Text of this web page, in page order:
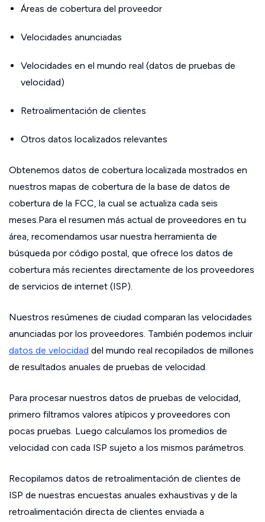
Áreas de cobertura del proveedor
Velocidades anunciadas
Velocidades en el mundo real (datos de pruebas de
velocidad)
Retroalimentación de clientes
Otros datos localizados relevantes
Obtenemos datos de cobertura localizada mostrados en
nuestros mapas de cobertura de la base de datos de
cobertura de la FCC, la cual se actualiza cada seis
meses.Para el resumen más actual de proveedores en tu
área, recomendamos usar nuestra herramienta de
búsqueda por código postal, que ofrece los datos de
cobertura más recientes directamente de los proveedores
de servicios de internet (ISP).
Nuestros resúmenes de ciudad comparan las velocidades
anunciadas por los proveedores. También podemos incluir
datos de velocidad del mundo real recopilados de millones
de resultados anuales de pruebas de velocidad.
Para procesar nuestros datos de pruebas de velocidad,
primero filtramos valores atípicos y proveedores con
pocas pruebas. Luego calculamos los promedios de
velocidad con cada ISP sujeto a los mismos parámetros.
Recopilamos datos de retroalimentación de clientes de
ISP de nuestras encuestas anuales exhaustivas y de la
retroalimentación directa de clientes enviada a